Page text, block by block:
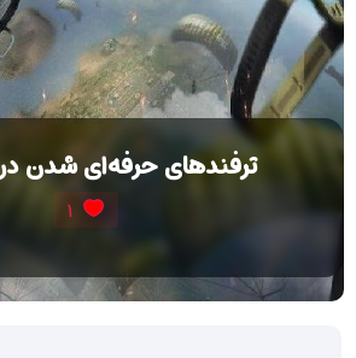
ترفندهای حرفه‌ای شدن در
1